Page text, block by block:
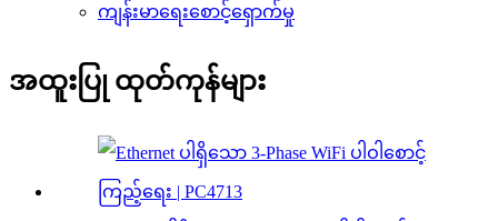
ကျန်းမာရေးစောင့်ရှောက်မှု
အထူးပြု ထုတ်ကုန်များ